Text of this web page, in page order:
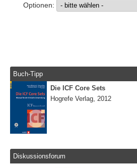
Optionen:
Buch-Tipp
Die ICF Core Sets
Hogrefe Verlag, 2012
Diskussionsforum